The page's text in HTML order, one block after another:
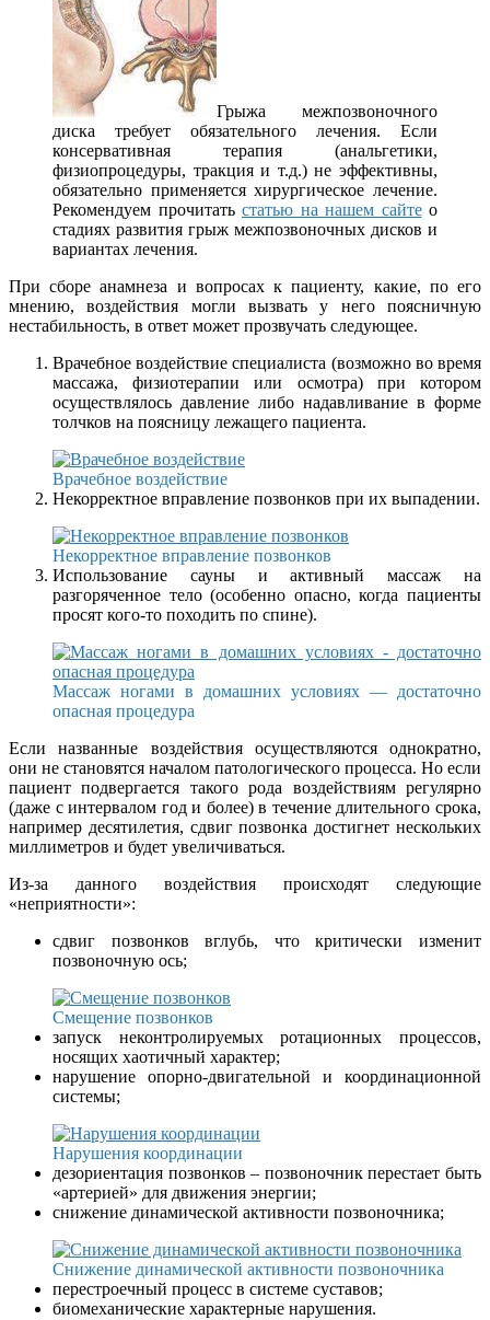
Грыжа межпозвоночного
диска требует обязательного лечения. Если
консервативная терапия (анальгетики,
физиопроцедуры, тракция и т.д.) не эффективны,
обязательно применяется хирургическое лечение.
Рекомендуем прочитать статью на нашем сайтео
стадиях развития грыж межпозвоночных дисков и
вариантах лечения.
При сборе анамнеза и вопросах к пациенту, какие, по его
мнению, воздействия могли вызвать у него поясничную
нестабильность, в ответ может прозвучать следующее.
Врачебное воздействие специалиста (возможно во время
массажа, физиотерапии или осмотра) при котором
осуществлялось давление либо надавливание в форме
толчков на поясницу лежащего пациента.
Врачебное воздействие
Некорректное вправление позвонков при их выпадении.
Некорректное вправление позвонков
Использование сауны и активный массаж на
разгоряченное тело (особенно опасно, когда пациенты
просят кого-то походить по спине).
Массаж ногами в домашних условиях — достаточно
опасная процедура
Если названные воздействия осуществляются однократно,
они не становятся началом патологического процесса. Но если
пациент подвергается такого рода воздействиям регулярно
(даже с интервалом год и более) в течение длительного срока,
например десятилетия, сдвиг позвонка достигнет нескольких
миллиметров и будет увеличиваться.
Из-за данного воздействия происходят следующие
«неприятности»:
сдвиг позвонков вглубь, что критически изменит
позвоночную ось;
Смещение позвонков
запуск неконтролируемых ротационных процессов,
носящих хаотичный характер;
нарушение опорно-двигательной и координационной
системы;
Нарушения координации
дезориентация позвонков – позвоночник перестает быть
«артерией» для движения энергии;
снижение динамической активности позвоночника;
Снижение динамической активности позвоночника
перестроечный процесс в системе суставов;
биомеханические характерные нарушения.